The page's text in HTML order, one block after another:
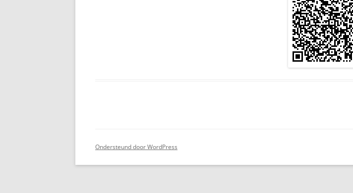
Ondersteund door WordPress